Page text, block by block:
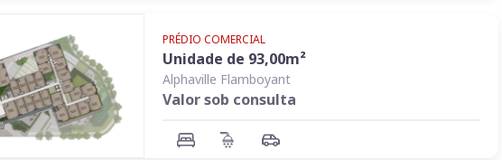
PRÉDIO COMERCIAL
Unidade de 93,00m²
Alphaville Flamboyant
Valor sob consulta